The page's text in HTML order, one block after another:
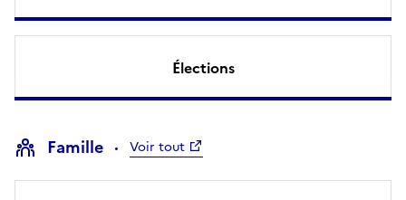
Élections
Famille Voir tout